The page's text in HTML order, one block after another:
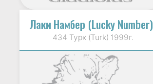
Лаки Намбер (Lucky Number)
434 Турк (Turk) 1999г.